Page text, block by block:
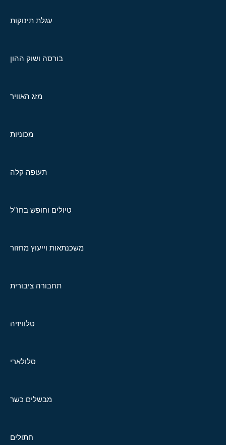
עגלת תינוקות
בורסה ושוק ההון
מזג האוויר
מכוניות
תעופה קלה
טיולים וחופש בחו"ל
משכנתאות וייעוץ מחזור
תחבורה ציבורית
טלוויזיה
סלולארי
מבשלים כשר
חתולים